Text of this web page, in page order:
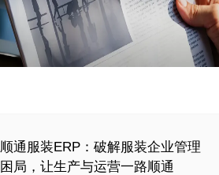
顺通服装ERP：破解服装企业管理
困局，让生产与运营一路顺通